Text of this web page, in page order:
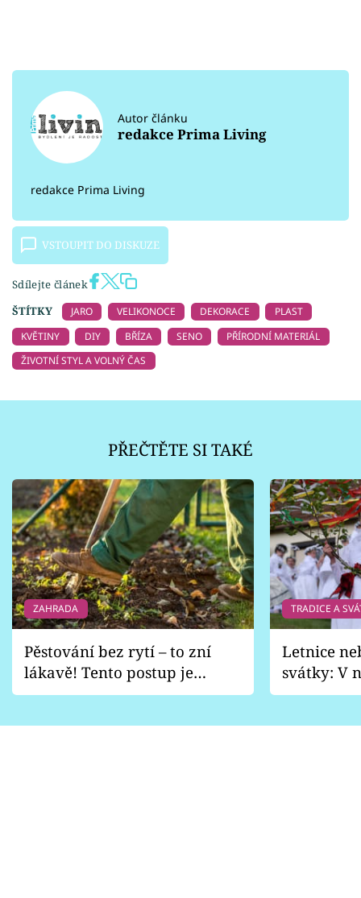
Autor článku
redakce Prima Living
redakce Prima Living
VSTOUPIT DO DISKUZE
Sdílejte článek
ŠTÍTKY
JARO VELIKONOCE DEKORACE
PLAST
KVĚTINY
DIY BŘÍZA SENO
PŘÍRODNÍ MATERIÁL
ŽIVOTNÍ STYL A VOLNÝ ČAS
PŘEČTĚTE SI TAKÉ
ZAHRADA
Pěstování bez rytí – to zní
lákavě! Tento postup je
vhodný jen pro některé
TRADICE A
Letnice
svátky: V
pondělí